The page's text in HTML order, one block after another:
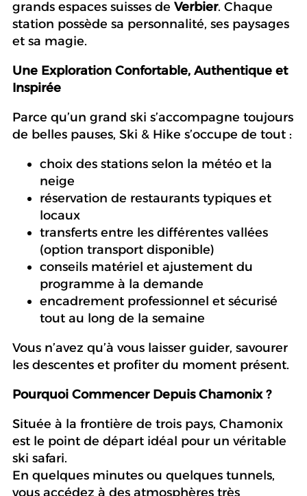
grands espaces suisses de Verbier. Chaque
station possède sa personnalité, ses paysages
et sa magie.
Une Exploration Confortable, Authentique et
Inspirée
Parce qu’un grand ski s’accompagne toujours
de belles pauses, Ski & Hike s’occupe de tout :
choix des stations selon la météo et la
neige
réservation de restaurants typiques et
locaux
transferts entre les différentes vallées
(option transport disponible)
conseils matériel et ajustement du
programme à la demande
encadrement professionnel et sécurisé
tout au long de la semaine
Vous n’avez qu’à vous laisser guider, savourer
les descentes et profiter du moment présent.
Pourquoi Commencer Depuis Chamonix ?
Située à la frontière de trois pays, Chamonix
est le point de départ idéal pour un véritable
ski safari.
En quelques minutes ou quelques tunnels,
vous accédez à des atmosphères très